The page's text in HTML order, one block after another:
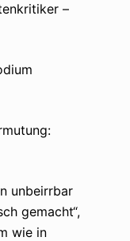
–
unbeirrbar
gemacht“,
wie in